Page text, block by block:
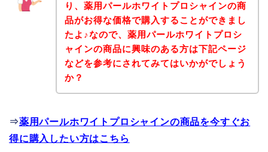
り、薬用パールホワイトプロシャインの商
品がお得な価格で購入することができまし
たよ♪なので、薬用パールホワイトプロシ
ャインの商品に興味のある方は下記ページ
などを参考にされてみてはいかがでしょう
か？
⇒薬用パールホワイトプロシャインの商品を今すぐお
得に購入したい方はこちら